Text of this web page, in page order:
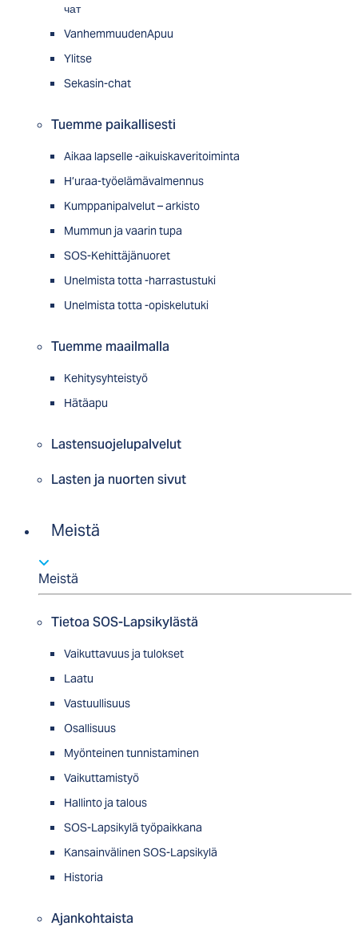
чат
VanhemmuudenApuu
Ylitse
Sekasin-chat
Tuemme paikallisesti
Aikaa lapselle -aikuiskaveritoiminta
H’uraa-työelämävalmennus
Kumppanipalvelut – arkisto
Mummun ja vaarin tupa
SOS-Kehittäjänuoret
Unelmista totta -harrastustuki
Unelmista totta -opiskelutuki
Tuemme maailmalla
Kehitysyhteistyö
Hätäapu
Lastensuojelupalvelut
Lasten ja nuorten sivut
Meistä
Meistä
Tietoa SOS-Lapsikylästä
Vaikuttavuus ja tulokset
Laatu
Vastuullisuus
Osallisuus
Myön­tei­nen tun­nis­ta­minen
Vaikuttamistyö
Hallinto ja talous
SOS-Lapsikylä työpaikkana
Kansainvälinen SOS-Lapsikylä
Historia
Ajankohtaista